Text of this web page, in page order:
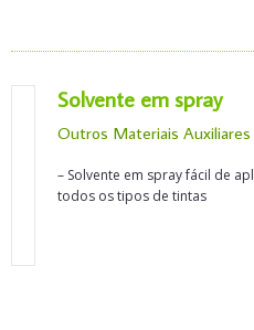
Solvente em spray
Outros Materiais Auxiliares
– Solvente em spray fácil de
todos os tipos de tintas